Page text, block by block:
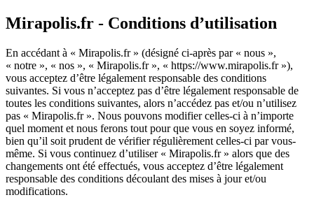
Mirapolis.fr - Conditions d’utilisation
En accédant à « Mirapolis.fr » (désigné ci-après par « nous »,
« notre », « nos », « Mirapolis.fr », « https://www.mirapolis.fr »),
vous acceptez d’être légalement responsable des conditions
suivantes. Si vous n’acceptez pas d’être légalement responsable de
toutes les conditions suivantes, alors n’accédez pas et/ou n’utilisez
pas « Mirapolis.fr ». Nous pouvons modifier celles-ci à n’importe
quel moment et nous ferons tout pour que vous en soyez informé,
bien qu’il soit prudent de vérifier régulièrement celles-ci par vous-
même. Si vous continuez d’utiliser « Mirapolis.fr » alors que des
changements ont été effectués, vous acceptez d’être légalement
responsable des conditions découlant des mises à jour et/ou
modifications.